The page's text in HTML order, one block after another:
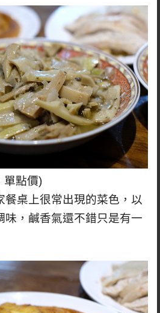
單點價)
餐桌上很常出現的菜色，以
味，鹹香氣還不錯只是有一